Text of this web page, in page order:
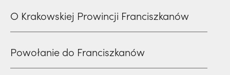
O Krakowskiej Prowincji Franciszkanów
Powołanie do Franciszkanów